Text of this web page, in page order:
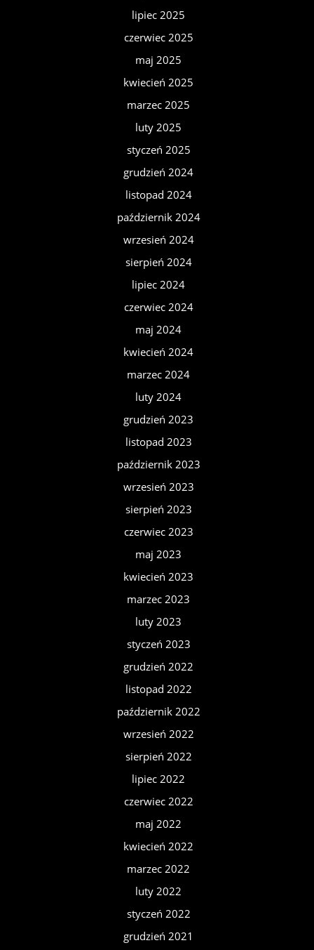
lipiec 2025
czerwiec 2025
maj 2025
kwiecień 2025
marzec 2025
luty 2025
styczeń 2025
grudzień 2024
listopad 2024
październik 2024
wrzesień 2024
sierpień 2024
lipiec 2024
czerwiec 2024
maj 2024
kwiecień 2024
marzec 2024
luty 2024
grudzień 2023
listopad 2023
październik 2023
wrzesień 2023
sierpień 2023
czerwiec 2023
maj 2023
kwiecień 2023
marzec 2023
luty 2023
styczeń 2023
grudzień 2022
listopad 2022
październik 2022
wrzesień 2022
sierpień 2022
lipiec 2022
czerwiec 2022
maj 2022
kwiecień 2022
marzec 2022
luty 2022
styczeń 2022
grudzień 2021